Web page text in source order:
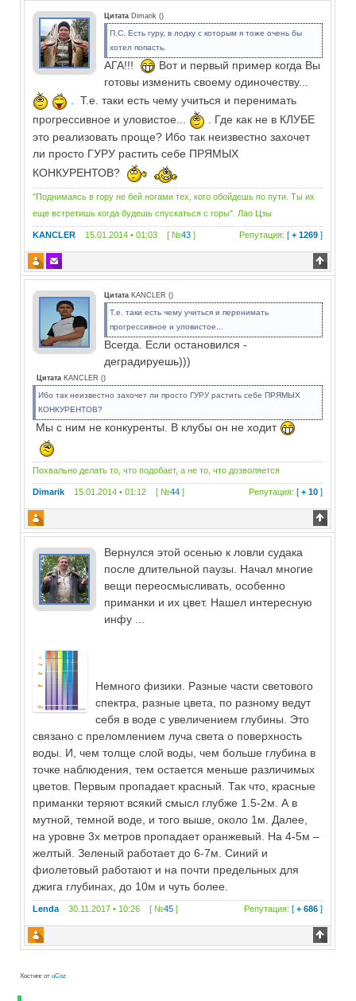
Цитата Dimarik ()
П.С. Есть гуру, в лодку с которым я тоже очень бы
хотел попасть.
АГА!!!
Вот и первый пример когда Вы
готовы изменить своему одиночеству...
. Т.е. таки есть чему учиться и перенимать
прогрессивное и уловистое...
. Где как не в КЛУБЕ
это реализовать проще? Ибо так неизвестно захочет
ли просто ГУРУ растить себе ПРЯМЫХ
КОНКУРЕНТОВ?
"Поднимаясь в гору не бей ногами тех, кого обойдешь по пути. Ты их
еще встретишь когда будешь спускаться с горы". Лао Цзы
KANCLER 15.01.2014 • 01:03 [ №43 ] Репутация: [+ 1269 ]
Цитата KANCLER ()
Т.е. таки есть чему учиться и перенимать
прогрессивное и уловистое...
Всегда. Если остановился -
деградируешь)))
Цитата KANCLER ()
Ибо так неизвестно захочет ли просто ГУРУ растить себе ПРЯМЫХ
КОНКУРЕНТОВ?
Мы с ним не конкуренты. В клубы он не ходит
Похвально делать то, что подобает, а не то, что дозволяется
Dimarik 15.01.2014 • 01:12 [ №44 ] Репутация: [+ 10 ]
Вернулся этой осенью к ловли судака
после длительной паузы. Начал многие
вещи переосмысливать, особенно
приманки и их цвет. Нашел интересную
инфу ...
Немного физики. Разные части светового
спектра, разные цвета, по разному ведут
себя в воде с увеличением глубины. Это
связано с преломлением луча света о поверхность
воды. И, чем толще слой воды, чем больше глубина в
точке наблюдения, тем остается меньше различимых
цветов. Первым пропадает красный. Так что, красные
приманки теряют всякий смысл глубже 1.5-2м. А в
мутной, темной воде, и того выше, около 1м. Далее,
на уровне 3х метров пропадает оранжевый. На 4-5м –
желтый. Зеленый работает до 6-7м. Синий и
фиолетовый работают и на почти предельных для
джига глубинах, до 10м и чуть более.
Lenda 30.11.2017 • 10:26 [ №45 ] Репутация: [+ 686 ]
Хостинг отuCoz